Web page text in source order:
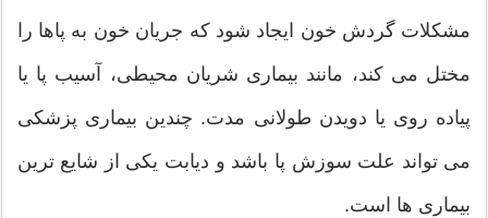
مشکلات گردش خون ایجاد شود که جریان خون به پاها را
مختل می کند، مانند بیماری شریان محیطی، آسیب پا یا
پیاده روی یا دویدن طولانی مدت. چندین بیماری پزشکی
می تواند علت سوزش پا باشد و دیابت یکی از شایع ترین
بیماری ها است.